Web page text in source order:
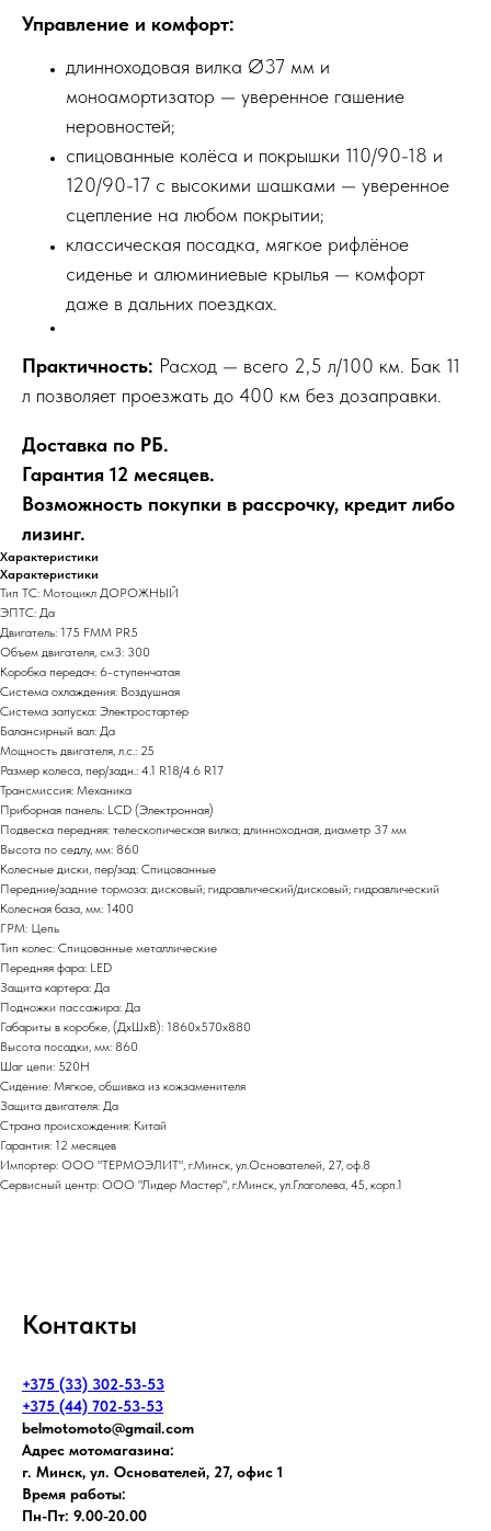
Управление и комфорт:
длинноходовая вилка Ø37 мм и
моноамортизатор — уверенное гашение
неровностей;
спицованные колёса и покрышки 110/90-18 и
120/90-17 с высокими шашками — уверенное
сцепление на любом покрытии;
классическая посадка, мягкое рифлёное
сиденье и алюминиевые крылья — комфорт
даже в дальних поездках.
Практичность: Расход — всего 2,5 л/100 км. Бак 11
л позволяет проезжать до 400 км без дозаправки.
Доставка по РБ.
Гарантия 12 месяцев.
Возможность покупки в рассрочку, кредит либо
лизинг.
Характеристики
Характеристики
Тип ТС: Мотоцикл ДОРОЖНЫЙ
ЭПТС: Да
Двигатель: 175 FMM PR5
Объем двигателя, см3: 300
Коробка передач: 6-ступенчатая
Система охлаждения: Воздушная
Система запуска: Электростартер
Балансирный вал: Да
Мощность двигателя, л.с.: 25
Размер колеса, пер/задн.: 4.1 R18/4.6 R17
Трансмиссия: Механика
Приборная панель: LCD (Электронная)
Подвеска передняя: телескопическая вилка; длинноходная, диаметр 37 мм
Высота по седлу, мм: 860
Колесные диски, пер/зад: Спицованные
Передние/задние тормоза: дисковый; гидравлический/дисковый; гидравлический
Колесная база, мм: 1400
ГРМ: Цепь
Тип колес: Спицованные металлические
Передняя фара: LED
Защита картера: Да
Подножки пассажира: Да
Габариты в коробке, (ДхШхВ): 1860x570x880
Высота посадки, мм: 860
Шаг цепи: 520H
Сидение: Мягкое, обшивка из кожзаменителя
Защита двигателя: Да
Страна происхождения: Китай
Гарантия: 12 месяцев
Импортер: ООО "ТЕРМОЭЛИТ", г.Минск, ул.Основателей, 27, оф.8
Сервисный центр: ООО "Лидер Мастер", г.Минск, ул.Глаголева, 45, корп.1
Контакты
+375 (33) 302-53-53
+375 (44) 702-53-53
belmotomoto@gmail.com
Адрес мотомагазина:
г. Минск, ул. Основателей, 27, офис 1
Время работы:
Пн-Пт: 9.00-20.00